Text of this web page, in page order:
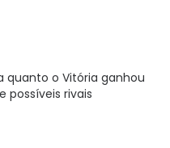
quanto o Vitória ganhou
possíveis rivais